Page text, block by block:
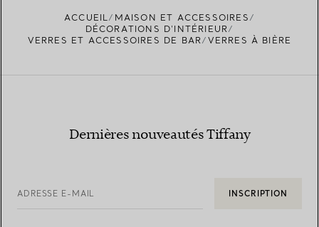
ACCUEIL
MAISON ET ACCESSOIRES
DÉCORATIONS D'INTÉRIEUR
VERRES ET ACCESSOIRES DE BAR
VERRES À BIÈRE
Dernières nouveautés Tiffany
ADRESSE E-MAIL INSCRIPTION